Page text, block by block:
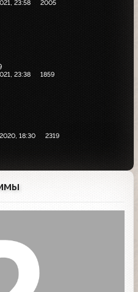
23:58 2005
23:38 1859
18:30 2319